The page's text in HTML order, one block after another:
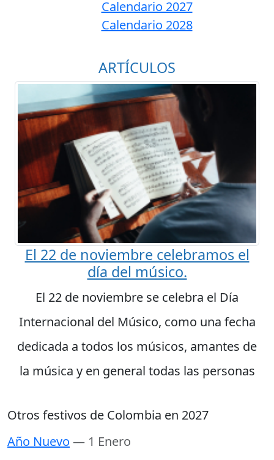
Calendario 2027
Calendario 2028
ARTÍCULOS
El 22 de noviembre celebramos el
día del músico.
El 22 de noviembre se celebra el Día
Internacional del Músico, como una fecha
dedicada a todos los músicos, amantes de
la música y en general todas las personas
Otros festivos de Colombia en 2027
Año Nuevo — 1 Enero